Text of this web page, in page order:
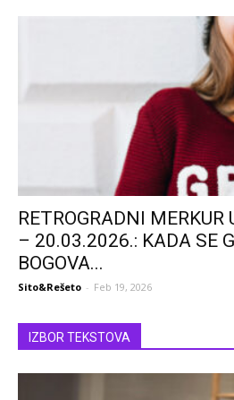
RETROGRADNI
– 20.03.2026.: KADA SE
BOGOVA...
Sito&Rešeto - Feb 19, 2026
IZBOR TEKSTOVA